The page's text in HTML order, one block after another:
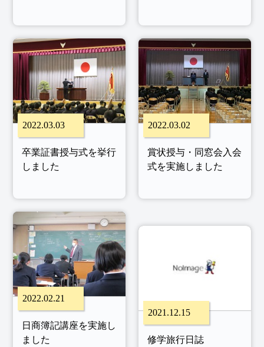
2022.03.03
卒業証書授与式を挙行
しました
2022.03.02
賞状授与・同窓会入会
式を実施しました
2022.02.21
日商簿記講座を実施し
ました
2021.12.15
修学旅行日誌